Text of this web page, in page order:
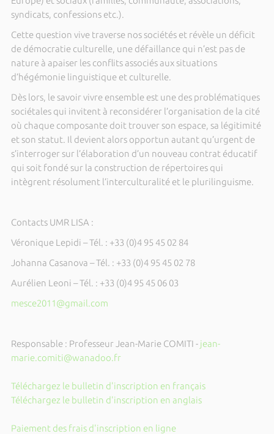
syndicats, confessions etc.).
Cette question vive traverse nos sociétés et révèle un déficit
de démocratie culturelle, une défaillance qui n’est pas de
nature à apaiser les conflits associés aux situations
d’hégémonie linguistique et culturelle.
Dès lors, le savoir vivre ensemble est une des problématiques
sociétales qui invitent à reconsidérer l’organisation de la cité
où chaque composante doit trouver son espace, sa légitimité
et son statut. Il devient alors opportun autant qu’urgent de
s’interroger sur l’élaboration d’un nouveau contrat éducatif
qui soit fondé sur la construction de répertoires qui
intègrent résolument l’interculturalité et le plurilinguisme.
Contacts UMR LISA :
Véronique Lepidi – Tél. : +33 (0)4 95 45 02 84
Johanna Casanova – Tél. : +33 (0)4 95 45 02 78
Aurélien Leoni – Tél. : +33 (0)4 95 45 06 03
mesce2011@gmail.com
Responsable : Professeur Jean-Marie COMITI - jean-
marie.comiti@wanadoo.fr
Téléchargez le bulletin d'inscription en français
Téléchargez le bulletin d'inscription en anglais
Paiement des frais d'inscription en ligne